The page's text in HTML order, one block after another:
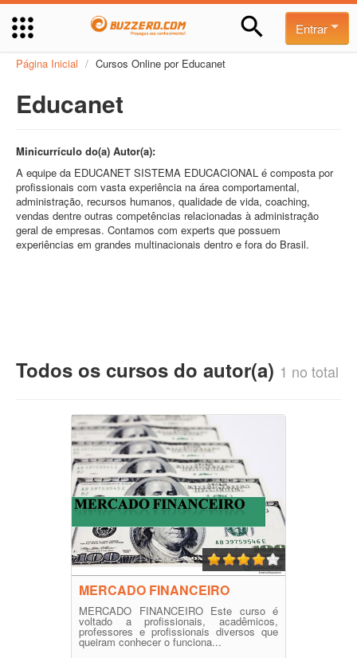
Entrar
Página Inicial / Cursos Online por Educanet
Educanet
Minicurrículo do(a) Autor(a):
A equipe da EDUCANET SISTEMA EDUCACIONAL é composta por
profissionais com vasta experiência na área comportamental,
administração, recursos humanos, qualidade de vida, coaching,
vendas dentre outras competências relacionadas à administração
geral de empresas. Contamos com experts que possuem
experiências em grandes multinacionais dentro e fora do Brasil.
Todos os cursos do autor(a) 1 no total
MERCADO FINANCEIRO
MERCADO FINANCEIRO Este curso é
voltado a profissionais, acadêmicos,
professores e profissionais diversos que
queiram conhecer o funciona...